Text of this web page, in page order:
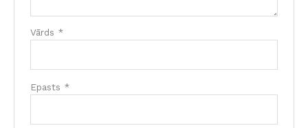
Vārds *
Epasts *